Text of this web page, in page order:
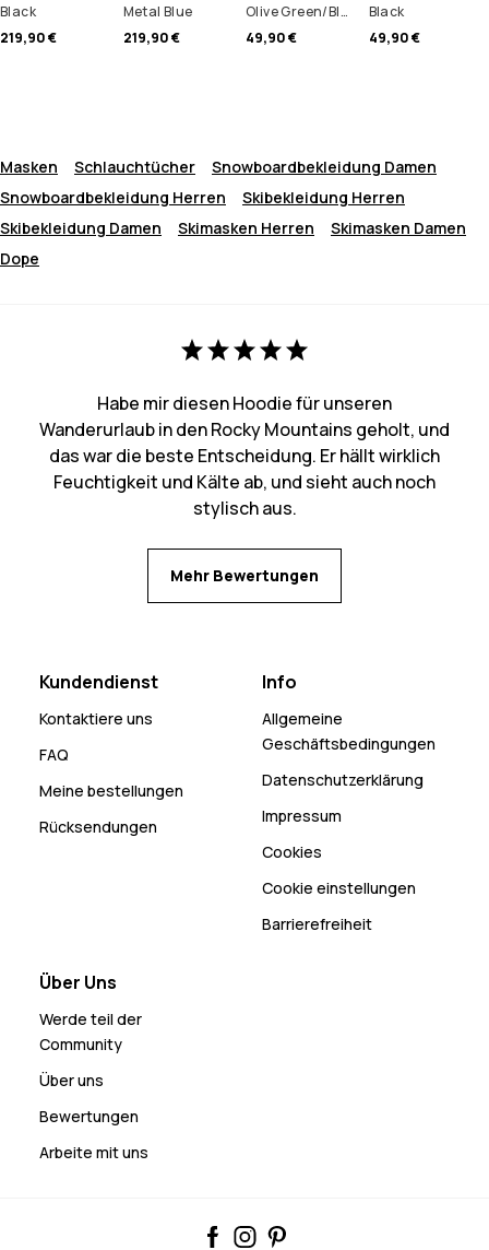
Black
219,90 €
Metal Blue
219,90 €
Olive Green/Black/Greenish
49,90 €
Black
49,90 €
Masken Schlauchtücher
Snowboardbekleidung Damen
Snowboardbekleidung Herren
Skibekleidung Herren
Skibekleidung Damen
Skimasken Herren
Skimasken Damen
Dope
Habe mir diesen Hoodie für unseren
Wanderurlaub in den Rocky Mountains geholt, und
das war die beste Entscheidung. Er hällt wirklich
Feuchtigkeit und Kälte ab, und sieht auch noch
stylisch aus.
Mehr Bewertungen
Kundendienst
Kontaktiere uns
FAQ
Meine bestellungen
Rücksendungen
Info
Allgemeine
Geschäftsbedingungen
Datenschutzerklärung
Impressum
Cookies
Cookie einstellungen
Barrierefreiheit
Über Uns
Werde teil der
Community
Über uns
Bewertungen
Arbeite mit uns